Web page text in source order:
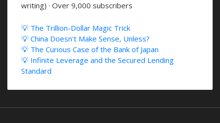
writing) · Over 9,000 subscribers
💡 The Trillion-Dollar Magic Trick
💡 China Doesn't Make Sense, Unless?
💡 The Curious Case of the Bank of Japan
💡 Infinite Leverage and the Secured Lending
Standard